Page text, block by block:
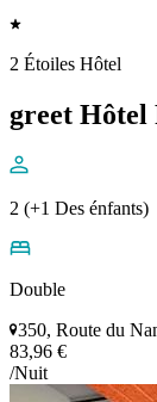
2 Étoiles Hôtel
greet Hôtel
2 (+1 Des énfants)
Double
350, Route du
83,96 €
/Nuit